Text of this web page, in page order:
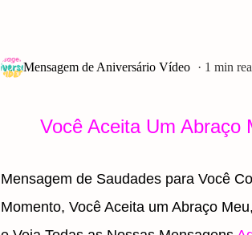
1
Você Aceita Um Abraço
Mensagem de Saudades para Você
Momento, Você Aceita um Abraço